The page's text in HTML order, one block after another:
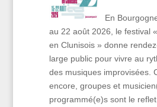
En
au 22 août 2026, le festival
en Clunisois » donne
large public pour vivre au
des musiques improvisées.
encore, groupes et
programmé(e)s sont le